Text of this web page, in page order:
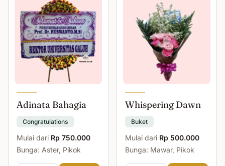
Adinata Bahagia
Congratulations
Mulai dari Rp 750.000
Bunga: Aster, Pikok
Whispering Dawn
Buket
Mulai dari Rp 500.000
Bunga: Mawar, Pikok